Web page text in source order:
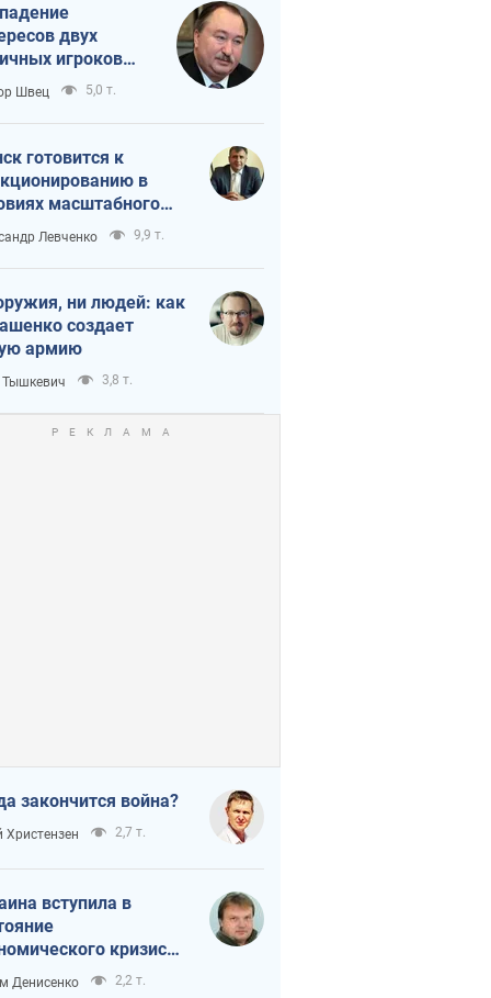
двух
игроков
тайный план
и Путина?
Швец 5,0 т.
готовится к
в
масштабного
кризиса
Левченко 9,9 т.
ни людей: как
создает
армию
Тышкевич 3,8 т.
закончится война?
Христензен 2,7 т.
вступила в
кризиса.
ли свет в конце
Денисенко 2,2 т.